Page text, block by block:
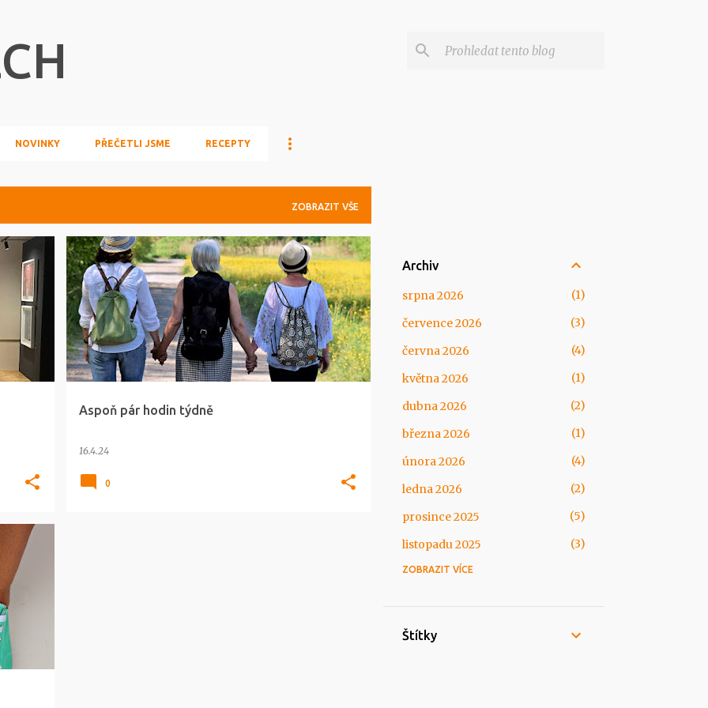
NOVINKY PŘEČETLI JSME RECEPTY
ZOBRAZIT VŠE
Aspoň pár hodin týdně
16.4.24
0
Archiv
srpna 2026
1
července 2026
3
června 2026
4
května 2026
1
dubna 2026
2
března 2026
1
února 2026
4
ledna 2026
2
prosince 2025
5
listopadu 2025
3
října 2025
srpna 2025
ZOBRAZIT VÍCE
Štítky